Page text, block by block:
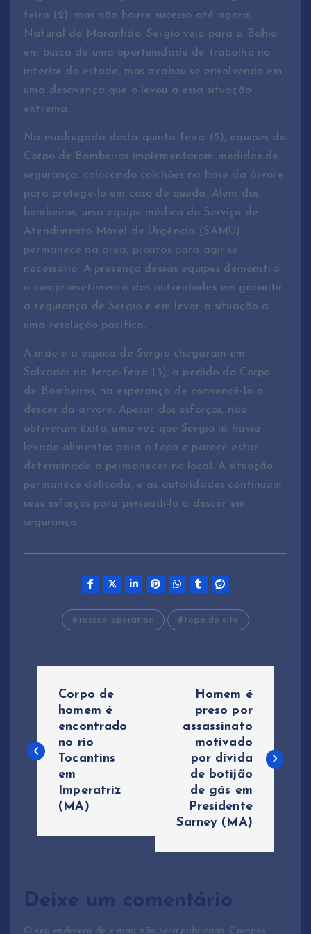
feira (2), mas não houve sucesso até agora.
Natural do Maranhão, Sergio veio para a Bahia
em busca de uma oportunidade de trabalho no
interior do estado, mas acabou se envolvendo em
uma desavença que o levou a essa situação
extrema.
Na madrugada desta quinta-feira (5), equipes do
Corpo de Bombeiros implementaram medidas de
segurança, colocando colchões na base da árvore
para protegê-lo em caso de queda. Além dos
bombeiros, uma equipe médica do Serviço de
Atendimento Móvel de Urgência (SAMU)
permanece na área, prontos para agir se
necessário. A presença dessas equipes demonstra
o comprometimento das autoridades em garantir
a segurança de Sergio e em levar a situação a
uma resolução pacífica.
A mãe e a esposa de Sergio chegaram em
Salvador na terça-feira (3), a pedido do Corpo
de Bombeiros, na esperança de convencê-lo a
descer da árvore. Apesar dos esforços, não
obtiveram êxito, uma vez que Sergio já havia
levado alimentos para o topo e parece estar
determinado a permanecer no local. A situação
permanece delicada, e as autoridades continuam
seus esforços para persuadi-lo a descer em
segurança.
rescue operation topo do site
v
ç
ã
Corpo de
homem é
encontrado
no rio
Tocantins
em
Imperatriz
(MA)
Homem é
preso por
assassinato
motivado
por dívida
de botijão
de gás em
Presidente
Sarney (MA)
Deixe um comentário
O seu endereço de e-mail não será publicado. Campos